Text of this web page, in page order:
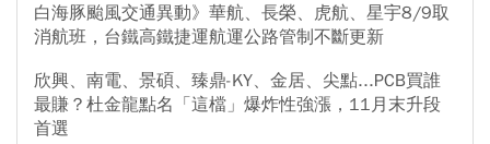
白海豚颱風交通異動》華航、長榮、虎航、星宇8/9取
消航班，台鐵高鐵捷運航運公路管制不斷更新
欣興、南電、景碩、臻鼎-KY、金居、尖點...PCB買誰
最賺？杜金龍點名「這檔」爆炸性強漲，11月末升段
首選